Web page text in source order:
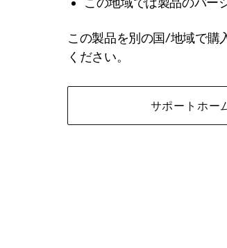
この製品を別の国/地域で購
ください。
サポートホー